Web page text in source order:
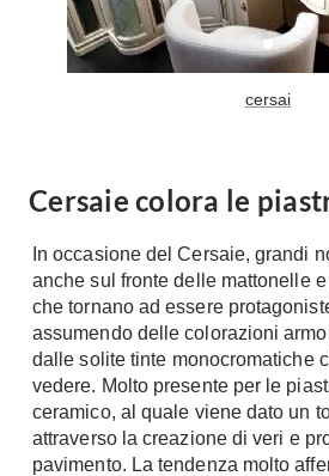
cersai
Cersaie colora le
In occasione del Cersaie, grandi
anche sul fronte delle mattonelle
che tornano ad essere
assumendo delle colorazioni
dalle solite tinte monocromatiche
vedere. Molto presente per le
ceramico, al quale viene dato un
attraverso la creazione di veri e
pavimento. La tendenza molto